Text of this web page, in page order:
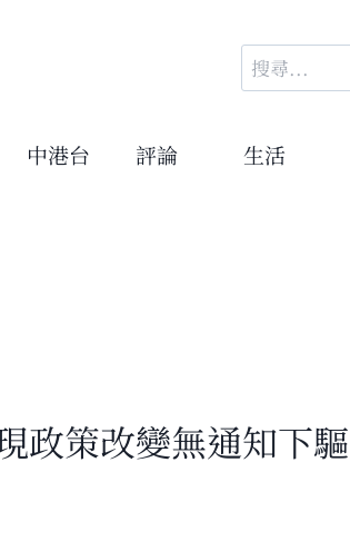
搜
尋
鍵
中港台 評論 生活
政策改變無通知下